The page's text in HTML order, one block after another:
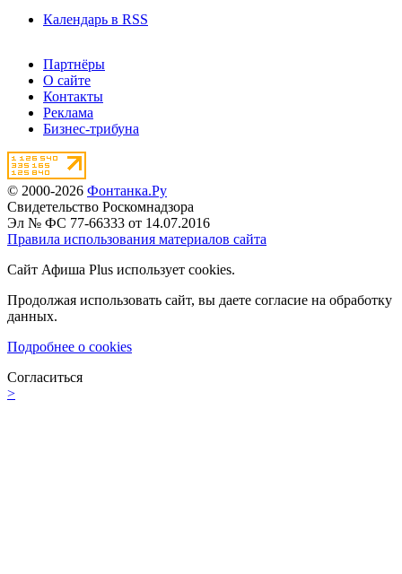
Календарь в RSS
Партнёры
О сайте
Контакты
Реклама
Бизнес-трибуна
© 2000-2026 Фонтанка.Ру
Свидетельство Роскомнадзора
Эл № ФС 77-66333 от 14.07.2016
Правила использования материалов сайта
Сайт Афиша Plus использует cookies.
Продолжая использовать сайт, вы даете согласие на обработку
данных.
Подробнее о cookies
Согласиться
>